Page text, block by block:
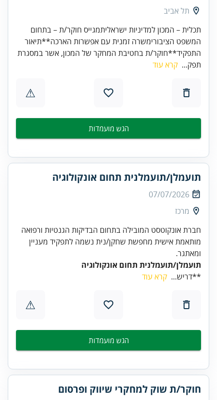
תל אביב
תכלית – המכון למדיניות ישראליתמגייס חוקר/ת – בתחום
המשפט הציבורימשרה זמנית עם אפשרות הארכה**תיאור
התפקיד**חוקר/ת בחטיבת המחקר של המכון, אשר במסגרת
תפק... קרא עוד
⚠
הגש מועמדות
תועמלן/תועמלנית תחום אונקולוגיה
07/07/2026
מרכז
חברת אונקוטסט המובילה בתחום הבדיקות הגנטיות ורפואה
מותאמת אישית מחפשת שחקן/נית נשמה לתפקיד מעניין
ומאתגר.
תועמלן/תועמלנית תחום אונקולוגיה
**דריש... קרא עוד
⚠
הגש מועמדות
חוקר/ת שוק למחקרי שיווק ופרסום